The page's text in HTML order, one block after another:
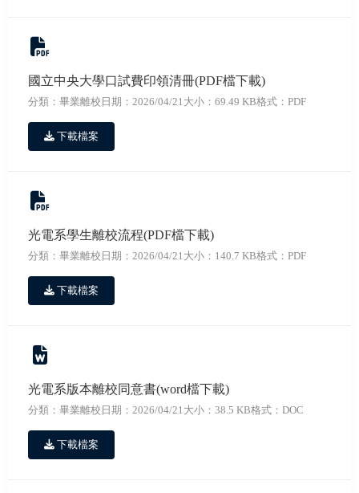
國立中央大學口試費印領清冊(PDF檔下載)
分類：畢業離校 日期：2026/04/21大小：69.49 KB格式：PDF
下載檔案
光電系學生離校流程(PDF檔下載)
分類：畢業離校 日期：2026/04/21大小：140.7 KB格式：PDF
下載檔案
光電系版本離校同意書(word檔下載)
分類：畢業離校 日期：2026/04/21大小：38.5 KB格式：DOC
下載檔案